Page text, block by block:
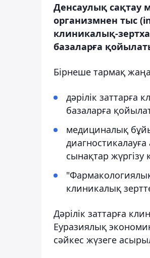
Денсаулық сақтау
организмнен тыс
клиникалық-
базаларға
Бірнеше тармақ жаңа
дәрілік заттарға
базаларға
медициналық
сынақтар
клиникалық
Дәрілік заттарға
Еуразиялық
сәйкес жүзеге